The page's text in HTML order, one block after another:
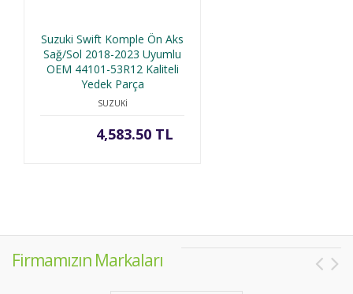
Suzuki Swift Komple Ön Aks
Sağ/Sol 2018-2023 Uyumlu
OEM 44101-53R12 Kaliteli
Yedek Parça
SUZUKİ
4,583.50 TL
Firmamızın Markaları